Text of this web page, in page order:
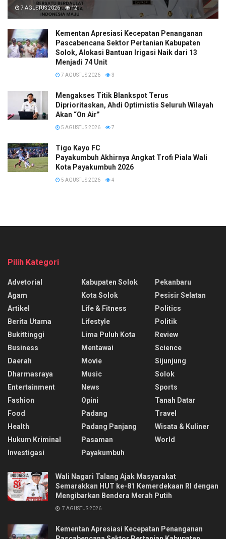
7 AGUSTUS 2026 12
Kementan Apresiasi Kecepatan Penanganan
Pascabencana Sektor Pertanian Kabupaten
Solok, Alokasi Bantuan Irigasi Naik dari 13
Menjadi 74 Unit
7 AGUSTUS 2026 3
Mengakses Titik Blankspot Terus
Diprioritaskan, Ahdi Optimistis Seluruh Wilayah
Akan “On Air”
5 AGUSTUS 2026 7
Tigo Kayo FC
Payakumbuh Akhirnya Angkat Trofi Piala Wali
Kota Payakumbuh 2026
5 AGUSTUS 2026 4
Pilih Kategori
Advetorial
Agam
Artikel
Berita Utama
Bukittinggi
Business
Daerah
Dharmasraya
Entertainment
Fashion
Food
Health
Hukum Kriminal
Investigasi
Kabupaten Solok
Kota Solok
Life & Fitness
Lifestyle
Lima Puluh Kota
Mentawai
Movie
Music
News
Opini
Padang
Padang Panjang
Pasaman
Payakumbuh
Pekanbaru
Pesisir Selatan
Politics
Politik
Review
Science
Sijunjung
Solok
Sports
Tanah Datar
Travel
Wisata & Kuliner
World
Wali Nagari Talang Ajak Masyarakat
Semarakkan HUT ke-81 Kemerdekaan RI dengan
Mengibarkan Bendera Merah Putih
7 AGUSTUS 2026
Kementan Apresiasi Kecepatan Penanganan